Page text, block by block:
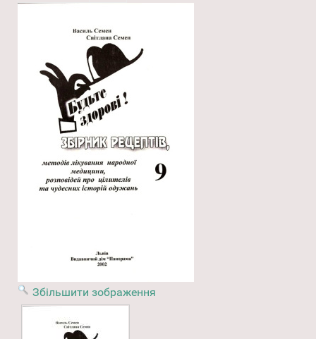
Збільшити зображення